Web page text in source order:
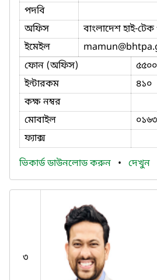
পদবি
অফিস
বাংলাদেশ হাই-টেক
ইমেইল
mamun
ফোন (অফিস)
ইন্টারকম
৪১০
কক্ষ নম্বর
মোবাইল
ফ্যাক্স
ভিকার্ড ডাউনলোড করুন • দেখুন
৩